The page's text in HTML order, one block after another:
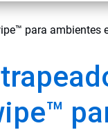
para ambientes